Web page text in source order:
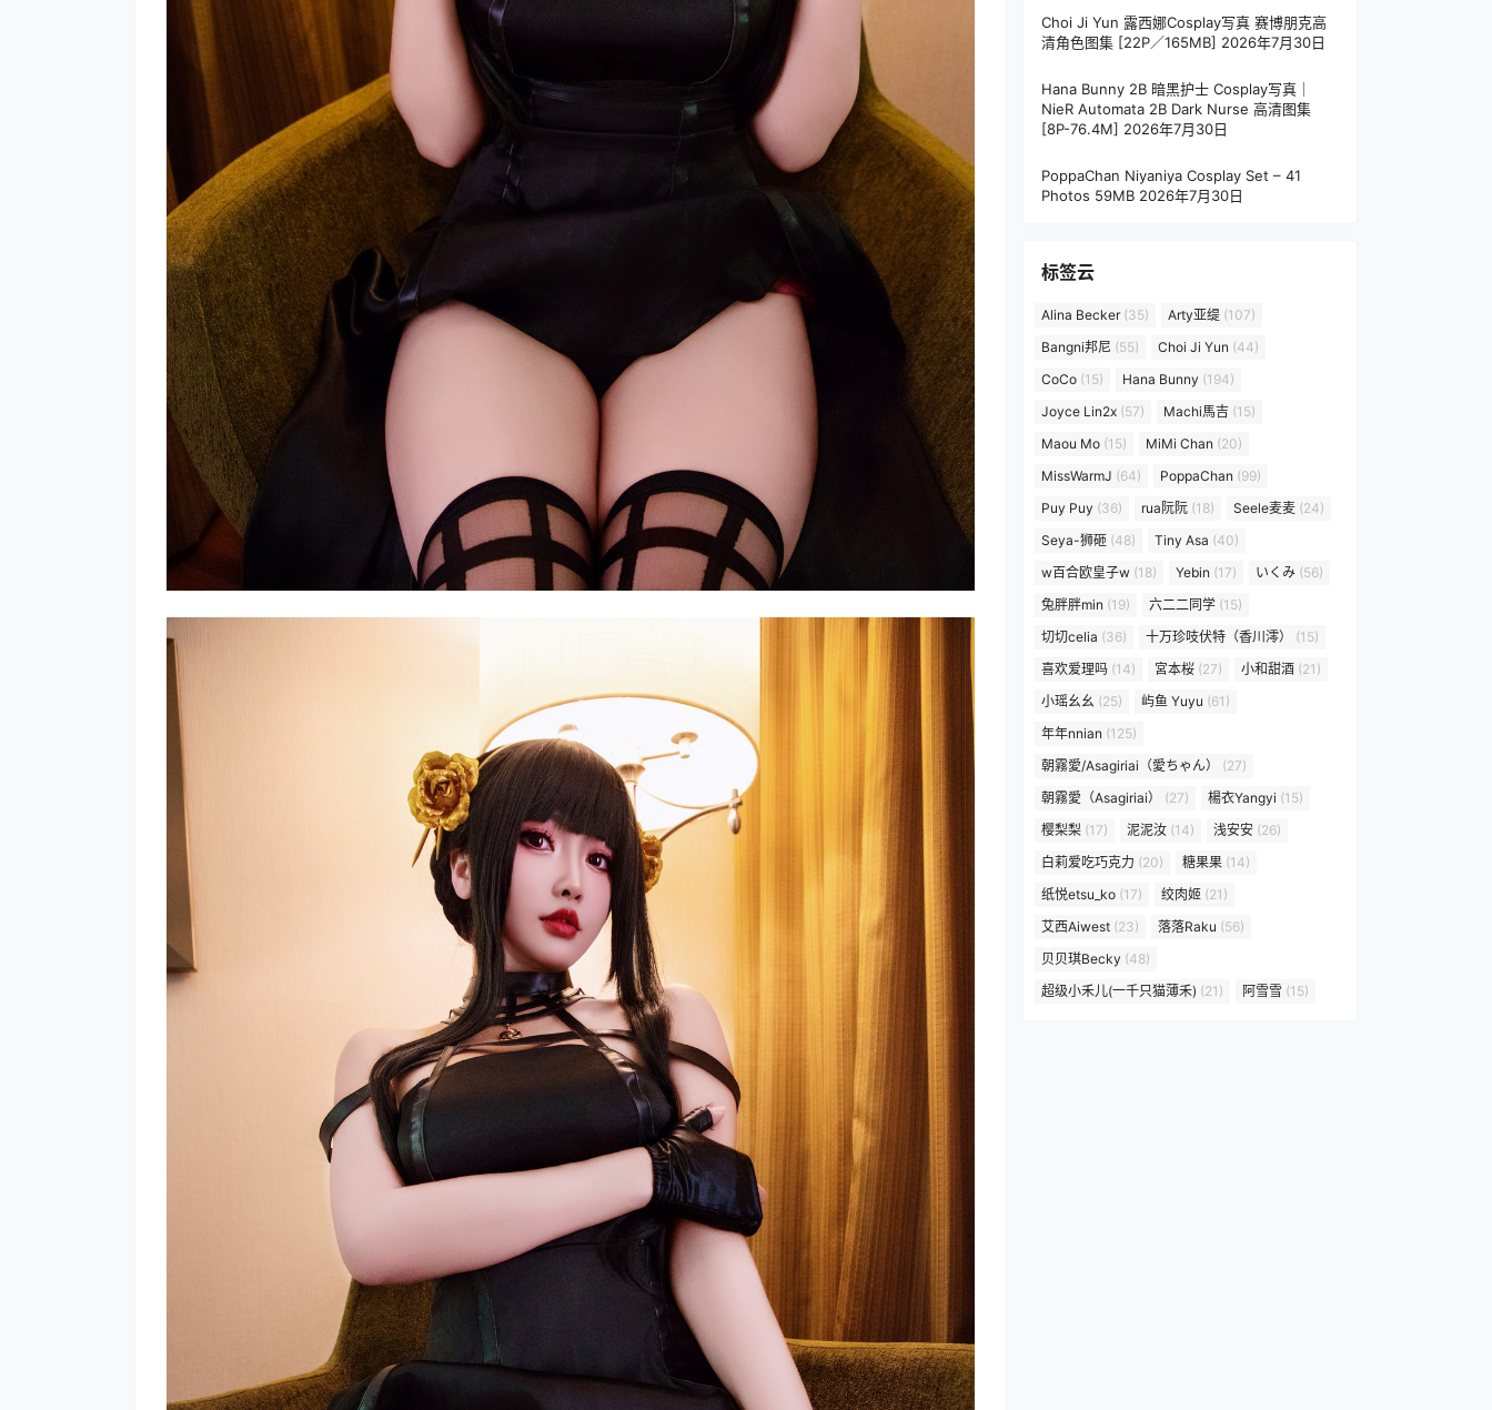
Choi Ji Yun 露西娜Cosplay写真 赛博朋克高
清角色图集 [22P／165MB] 2026年7月30日
Hana Bunny 2B 暗黑护士 Cosplay写真｜
NieR Automata 2B Dark Nurse 高清图集
[8P-76.4M] 2026年7月30日
PoppaChan Niyaniya Cosplay Set – 41
Photos 59MB 2026年7月30日
标签云
Alina Becker(35) Arty亚缇 (107)
Bangni邦尼 (55) Choi Ji Yun (44)
CoCo (15) Hana Bunny (194)
Joyce Lin2x (57) Machi馬吉 (15)
Maou Mo (15) MiMi Chan (20)
MissWarmJ (64) PoppaChan (99)
Puy Puy (36) rua阮阮 (18) Seele麦麦 (24)
Seya-狮砸 (48) Tiny Asa (40)
w百合欧皇子w (18) Yebin (17) いくみ (56)
兔胖胖min (19) 六二二同学 (15)
切切celia (36) 十万珍吱伏特（香川澪）
(15)
喜欢爱理吗 (14) 宮本桜 (27) 小和甜酒 (21)
小瑶幺幺 (25) 屿鱼 Yuyu (61)
年年nnian (125)
朝霧愛/Asagiriai（愛ちゃん）
(27)
朝霧愛（Asagiriai）
(27) 楊衣Yangyi (15)
樱梨梨 (17) 泥泥汝 (14) 浅安安 (26)
白莉爱吃巧克力 (20) 糖果果 (14)
纸悦etsu_ko (17) 绞肉姬 (21)
艾西Aiwest (23) 落落Raku (56)
贝贝琪Becky (48)
超级小禾儿(一千只猫薄禾) (21) 阿雪雪 (15)